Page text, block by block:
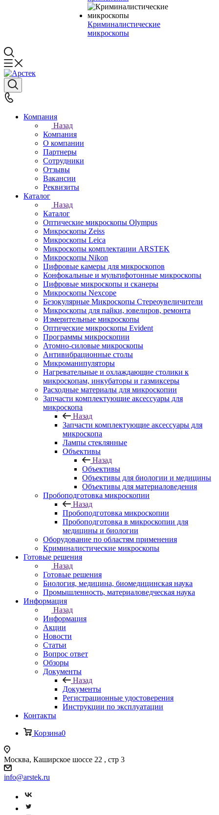
Криминалистические
микроскопы
Компания
Назад
Компания
О компании
Партнеры
Сотрудники
Отзывы
Вакансии
Реквизиты
Каталог
Назад
Каталог
Оптические микроскопы Olympus
Микроскопы Zeiss
Микроскопы Leica
Микроскопы комплектации ARSTEK
Микроскопы Nikon
Цифровые камеры для микроскопов
Конфокальные и мультифотонные микроскопы
Цифровые микроскопы и сканеры
Микроскопы Nexcope
Безокулярные Микроскопы Стереоувеличители
Микроскопы для пайки, ювелиров, ремонта
Измерительные микроскопы
Оптические микроскопы Evident
Программы микроскопии
Атомно-силовые микроскопы
Антивибрационные столы
Микроманипуляторы
Нагревательные и охлаждающие столики к
микроскопам, инкубаторы и газмиксеры
Расходные материалы для микроскопии
Запчасти комплектующие аксессуары для
микроскопа
Назад
Запчасти комплектующие аксессуары для
микроскопа
Лампы стеклянные
Объективы
Назад
Объективы
Объективы для биологии и медицины
Объективы для материаловедения
Пробоподготовка микроскопии
Назад
Пробоподготовка микроскопии
Пробоподготовка в микроскопии для
медицины и биологии
Оборудование по областям применения
Криминалистические микроскопы
Готовые решения
Назад
Готовые решения
Биология, медицина, биомедицинская наука
Промышленность, материаловедческая наука
Информация
Назад
Информация
Акции
Новости
Статьи
Вопрос ответ
Обзоры
Документы
Назад
Документы
Регистрационные удостоверения
Инструкции по эксплуатации
Контакты
Корзина0
Москва, Каширское шоссе 22 , стр 3
info@arstek.ru